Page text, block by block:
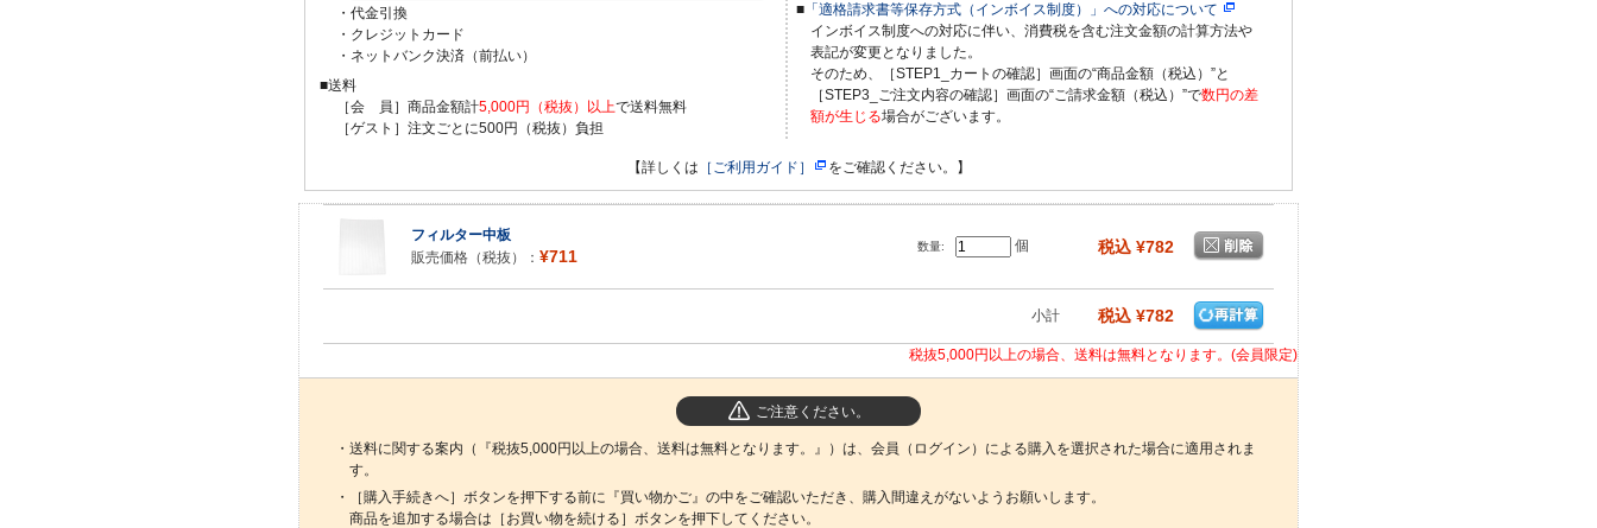
・代金引換
・クレジットカード
・ネットバンク決済（前払い）
■送料
［会 員］商品金額計5,000円（税抜）以上で送料無料
［ゲスト］注文ごとに500円（税抜）負担
■ 「適格請求書等保存方式（インボイス制度）」への対応について
インボイス制度への対応に伴い、消費税を含む注文金額の計算方法や
表記が変更となりました。
そのため、［STEP1_カートの確認］画面の“商品金額（税込）”と
［STEP3_ご注文内容の確認］画面の“ご請求金額（税込）”で数円の差
額が生じる場合がございます。
【詳しくは ［ご利用ガイド］ をご確認ください。】
フィルター中板
販売価格（税抜）： ¥711
数量: 個 税込 ¥782
小計 税込 ¥782
税抜5,000円以上の場合、送料は無料となります。(会員限定)
ご注意ください。
・送料に関する案内（『税抜5,000円以上の場合、送料は無料となります。』）は、会員（ログイン）による購入を選択された場合に適用されま
す。
・［購入手続きへ］ボタンを押下する前に『買い物かご』の中をご確認いただき、購入間違えがないようお願いします。
商品を追加する場合は［お買い物を続ける］ボタンを押下してください。